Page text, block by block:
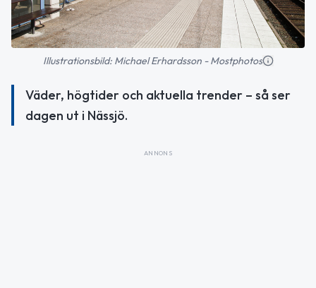
Illustrationsbild: Michael Erhardsson - Mostphotos
Väder, högtider och aktuella trender – så ser
dagen ut i Nässjö.
ANNONS